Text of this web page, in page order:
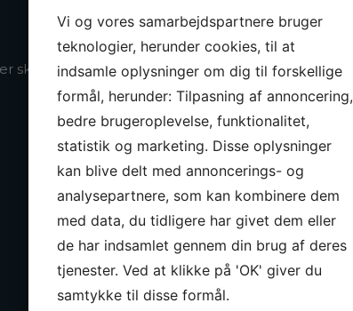
skiftet til LED
Vi og vores samarbejdspartnere bruger
teknologier, herunder cookies, til at
indsamle oplysninger om dig til forskellige
formål, herunder: Tilpasning af annoncering,
bedre brugeroplevelse, funktionalitet,
statistik og marketing. Disse oplysninger
kan blive delt med annoncerings- og
analysepartnere, som kan kombinere dem
med data, du tidligere har givet dem eller
de har indsamlet gennem din brug af deres
tjenester. Ved at klikke på 'OK' giver du
samtykke til disse formål.